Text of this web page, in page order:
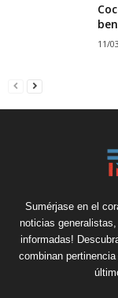
11/
Sumérjase en el
noticias
informadas!
combinan